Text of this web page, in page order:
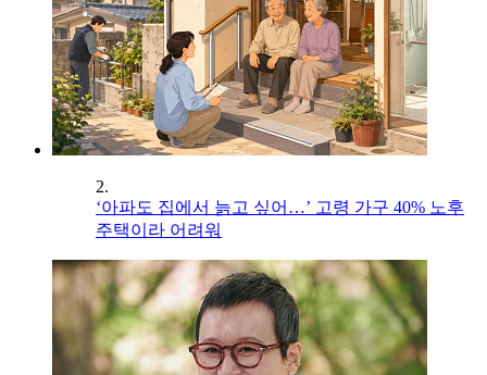
2.
‘아파도 집에서 늙고 싶어…’ 고령 가구 40% 노후
주택이라 어려워